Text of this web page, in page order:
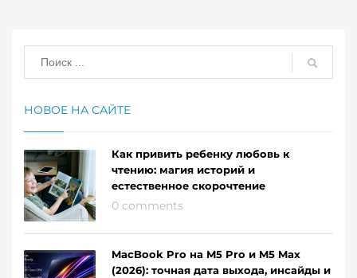
НОВОЕ НА САЙТЕ
Как привить ребенку любовь к
чтению: магия историй и
естественное скорочтение
0 comments
MacBook Pro на M5 Pro и M5 Max
(2026): точная дата выхода, инсайды и